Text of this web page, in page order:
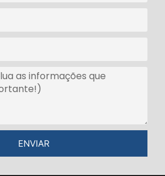
ENVIAR